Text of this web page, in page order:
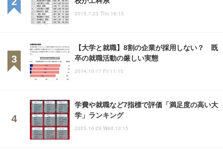
2015.7.23 Thu 16:15
【大学と就職】8割の企業が採用しない？ 既
卒の就職活動の厳しい実態
2014.10.17 Fri 11:15
学費や就職など7指標で評価「満足度の高い大
学」ランキング
2025.10.29 Wed 10:15